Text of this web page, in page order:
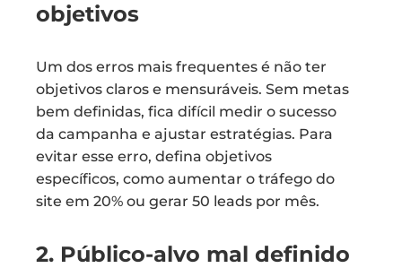
objetivos
Um dos erros mais frequentes é não ter
objetivos claros e mensuráveis. Sem metas
bem definidas, fica difícil medir o sucesso
da campanha e ajustar estratégias. Para
evitar esse erro, defina objetivos
específicos, como aumentar o tráfego do
site em 20% ou gerar 50 leads por mês.
2. Público-alvo mal definido